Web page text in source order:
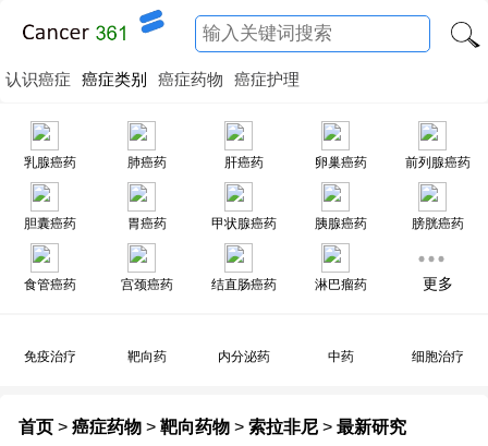
认识癌症 癌症类别 癌症药物 癌症护理
乳腺癌药 肺癌药 肝癌药 卵巢癌药 前列腺癌药
胆囊癌药 胃癌药 甲状腺癌药 胰腺癌药 膀胱癌药
食管癌药 宫颈癌药 结直肠癌药 淋巴瘤药 更多
免疫治疗 靶向药 内分泌药 中药 细胞治疗
首页 > 癌症药物 > 靶向药物 > 索拉非尼 > 最新研究